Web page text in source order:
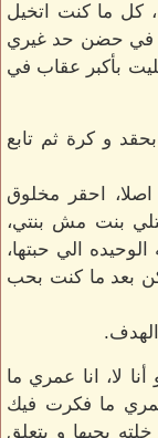
كل ما كنت اتخيل
في حضن حد غيري
بأكبر عقاب في
و كرة ثم تابع
احقر مخلوق
بنت مش بنتي،
الي حبتها،
بعد ما كنت بحب
أنا لا، انا عمري ما
ما فكرت فيك
يحبها و يتعلق